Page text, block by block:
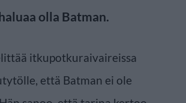
olla Batman.
itkupotkuraivaireissa
että Batman ei ole